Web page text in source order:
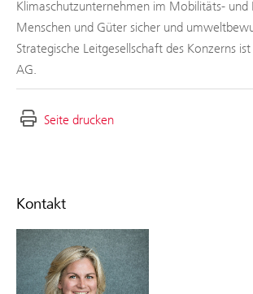
Kontakt
Klimaschutzunternehmen im Mobilitäts- und
Menschen und Güter sicher und
Strategische Leitgesellschaft des Konzerns
AG.
Seite drucken